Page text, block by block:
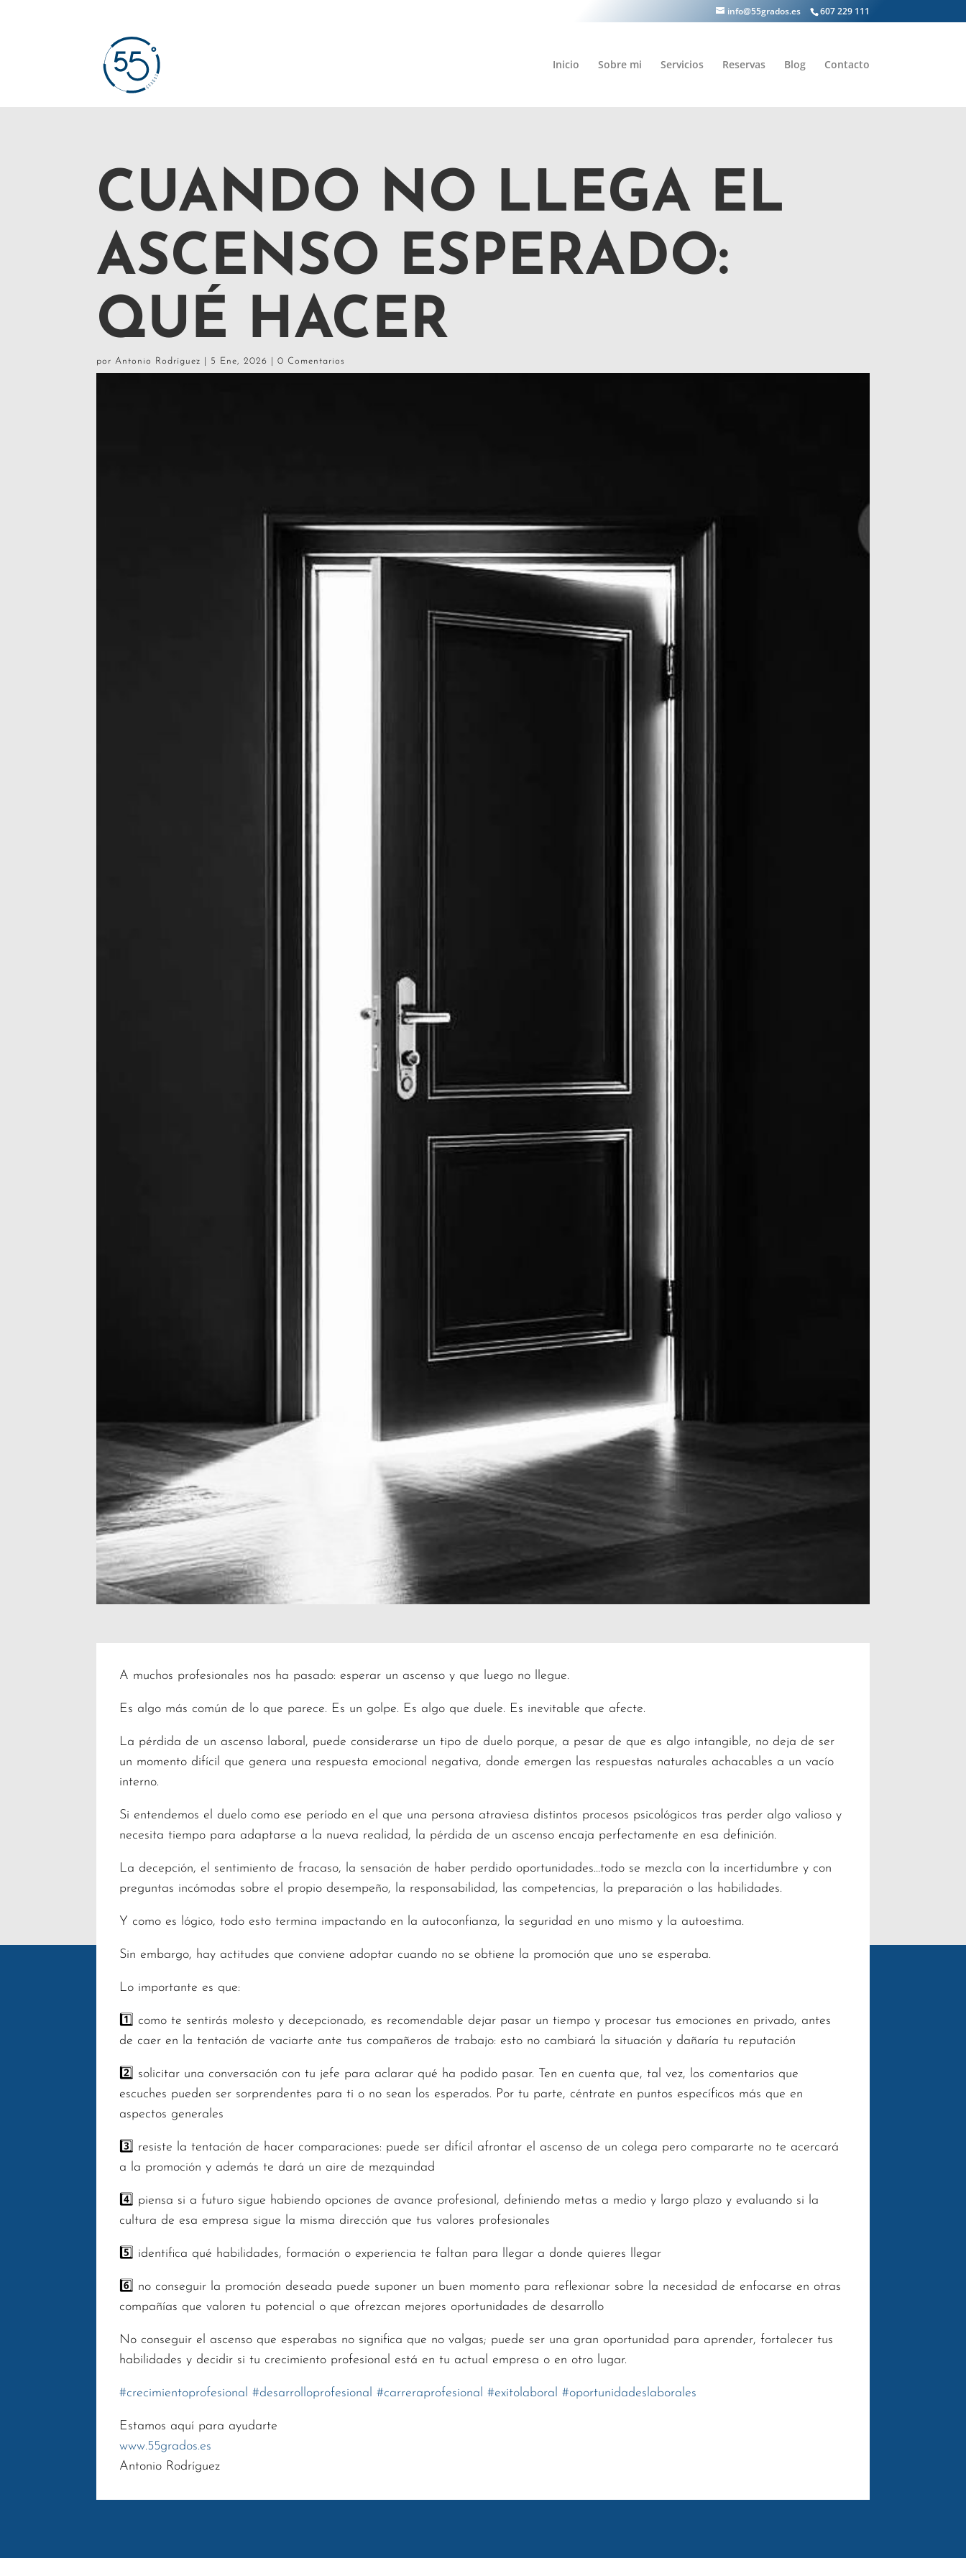
607 229 111
info@55grados.es
Inicio Sobre mi Servicios Reservas Blog Contacto
CUANDO NO LLEGA EL
ASCENSO ESPERADO:
QUÉ HACER
porAntonio Rodríguez 5 Ene, 2026 |0 Comentarios
A muchos profesionales nos ha pasado: esperar un ascenso y que luego no llegue.
Es algo más común de lo que parece. Es un golpe. Es algo que duele. Es inevitable que afecte.
La pérdida de un ascenso laboral, puede considerarse un tipo de duelo porque, a pesar de que es algo intangible, no deja de ser
un momento difícil que genera una respuesta emocional negativa, donde emergen las respuestas naturales achacables a un vacío
interno.
Si entendemos el duelo como ese período en el que una persona atraviesa distintos procesos psicológicos tras perder algo valioso y
necesita tiempo para adaptarse a la nueva realidad, la pérdida de un ascenso encaja perfectamente en esa definición.
La decepción, el sentimiento de fracaso, la sensación de haber perdido oportunidades…todo se mezcla con la incertidumbre y con
preguntas incómodas sobre el propio desempeño, la responsabilidad, las competencias, la preparación o las habilidades.
Y como es lógico, todo esto termina impactando en la autoconfianza, la seguridad en uno mismo y la autoestima.
Sin embargo, hay actitudes que conviene adoptar cuando no se obtiene la promoción que uno se esperaba.
Lo importante es que:
1️⃣ como te sentirás molesto y decepcionado, es recomendable dejar pasar un tiempo y procesar tus emociones en privado, antes
de caer en la tentación de vaciarte ante tus compañeros de trabajo: esto no cambiará la situación y dañaría tu reputación
2️⃣ solicitar una conversación con tu jefe para aclarar qué ha podido pasar. Ten en cuenta que, tal vez, los comentarios que
escuches pueden ser sorprendentes para ti o no sean los esperados. Por tu parte, céntrate en puntos específicos más que en
aspectos generales
3️⃣ resiste la tentación de hacer comparaciones: puede ser difícil afrontar el ascenso de un colega pero compararte no te acercará
a la promoción y además te dará un aire de mezquindad
4️⃣ piensa si a futuro sigue habiendo opciones de avance profesional, definiendo metas a medio y largo plazo y evaluando si la
cultura de esa empresa sigue la misma dirección que tus valores profesionales
5️⃣ identifica qué habilidades, formación o experiencia te faltan para llegar a donde quieres llegar
6️⃣ no conseguir la promoción deseada puede suponer un buen momento para reflexionar sobre la necesidad de enfocarse en otras
compañías que valoren tu potencial o que ofrezcan mejores oportunidades de desarrollo
No conseguir el ascenso que esperabas no significa que no valgas; puede ser una gran oportunidad para aprender, fortalecer tus
habilidades y decidir si tu crecimiento profesional está en tu actual empresa o en otro lugar.
#crecimientoprofesional #desarrolloprofesional #carreraprofesional #exitolaboral #oportunidadeslaborales
Estamos aquí para ayudarte
www.55grados.es
Antonio Rodríguez